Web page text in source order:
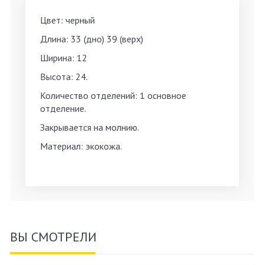
Цвет: черный
Длина: 33 (дно) 39 (верх)
Ширина: 12
Высота: 24.
Количество отделений: 1 основное
отделение.
Закрывается на молнию.
Материал: экокожа.
ВЫ СМОТРЕЛИ